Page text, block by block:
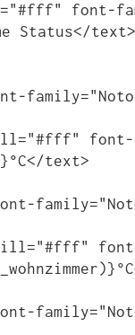
Status</text>
text>